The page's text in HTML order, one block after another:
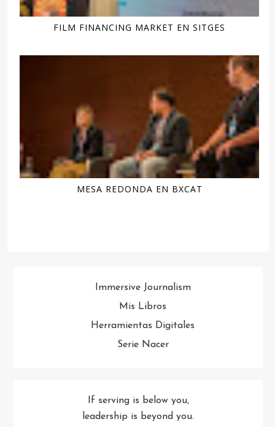
FILM FINANCING MARKET EN SITGES
MESA REDONDA EN BXCAT
Immersive Journalism
Mis Libros
Herramientas Digitales
Serie Nacer
If serving is below you,
leadership is beyond you.